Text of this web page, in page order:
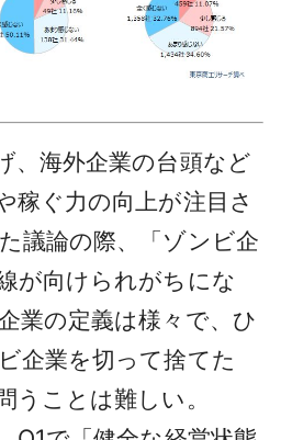
、海外企業の台頭など
稼ぐ力の向上が注目さ
議論の際、「ゾンビ企
が向けられがちにな
業の定義は様々で、ひ
企業を切って捨てた
うことは難しい。